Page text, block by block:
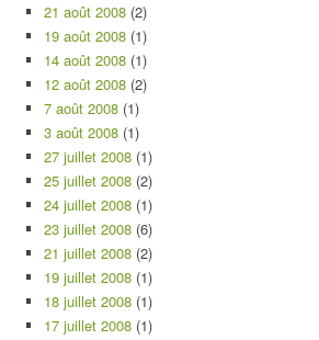
21 août 2008 (2)
19 août 2008 (1)
14 août 2008 (1)
12 août 2008 (2)
7 août 2008 (1)
3 août 2008 (1)
27 juillet 2008 (1)
25 juillet 2008 (2)
24 juillet 2008 (1)
23 juillet 2008 (6)
21 juillet 2008 (2)
19 juillet 2008 (1)
18 juillet 2008 (1)
17 juillet 2008 (1)